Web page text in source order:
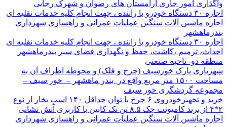
واگذاری امور جاری آرامستان های رضوان و شهرک رجایی
اجاره ۳۰ دستگاه خودرو با راننده ، جهت انجام کلیه خدمات نقلیه ای
اجاره ماشین آلات سنگین عملیات عمرانی و راهسازی شهرداری
بندرماهشهر
اجاره ۳۰ دستگاه خودرو با راننده ، جهت انجام کلیه خدمات نقلیه ای
احداث، ترمیم ،کاشت، حفظ و نگهداری فضای سبز بندرماهشهر
منطقه دو- ناحیه صنعتی
شهربازی پارک خورسیف (چرخ و فلک) و محوطه اطراف آن به
مساحت ۱۵۰۰ متر مربع واقع در بندر ماهشهر – خور سیف –
مجموعه گردشگری خور سیف
خرید و تجهیزخودروی ۶ چرخ با توان حداقل ۱۴۰ اسب بخار از نوع
۲*۴ از برند کامیونت جک ۸.۵ تن تک کابین با کاربری آتش نشانی
اجاره ماشین آلات سنگین عملیات عمرانی و راهسازی شهرداری